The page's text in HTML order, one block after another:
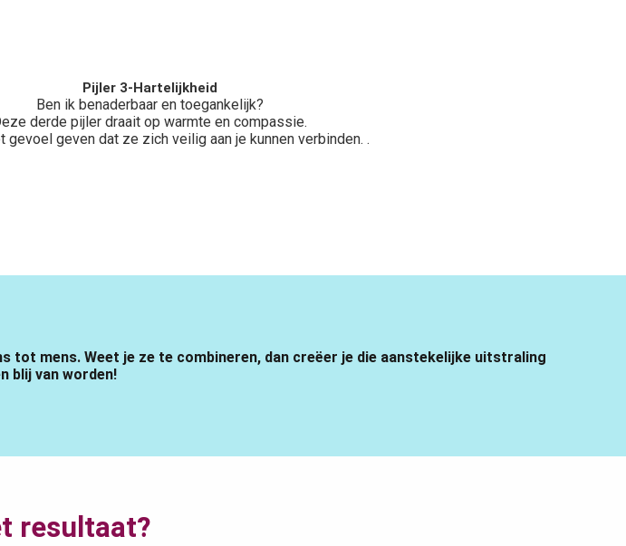
Pijler 3-Hartelijkheid
Ben ik benaderbaar en toegankelijk?
derde pijler draait op warmte en compassie.
gevoel geven dat ze zich veilig aan je kunnen verbinden. .
tot mens. Weet je ze te combineren, dan creëer je die aanstekelijke uitstraling
blij van worden!
resultaat?